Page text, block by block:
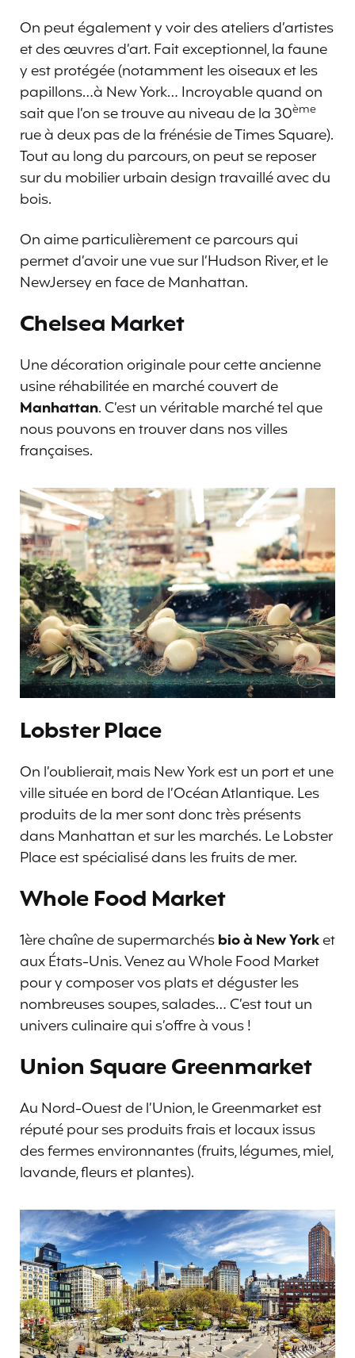
On peut également y voir des ateliers d’artistes
et des œuvres d’art. Fait exceptionnel, la faune
y est protégée (notamment les oiseaux et les
papillons…à New York… Incroyable quand on
sait que l’on se trouve au niveau de la 30ème
rue à deux pas de la frénésie de Times Square).
Tout au long du parcours, on peut se reposer
sur du mobilier urbain design travaillé avec du
bois.
On aime particulièrement ce parcours qui
permet d’avoir une vue sur l’Hudson River, et le
NewJersey en face de Manhattan.
Chelsea Market
Une décoration originale pour cette ancienne
usine réhabilitée en marché couvert de
Manhattan. C’est un véritable marché tel que
nous pouvons en trouver dans nos villes
françaises.
Lobster Place
On l’oublierait, mais New York est un port et une
ville située en bord de l’Océan Atlantique. Les
produits de la mer sont donc très présents
dans Manhattan et sur les marchés. Le Lobster
Place est spécialisé dans les fruits de mer.
Whole Food Market
1ère chaîne de supermarchésbio à New Yorket
aux États-Unis. Venez au Whole Food Market
pour y composer vos plats et déguster les
nombreuses soupes, salades… C’est tout un
univers culinaire qui s’offre à vous !
Union Square Greenmarket
Au Nord-Ouest de l’Union, le Greenmarket est
réputé pour ses produits frais et locaux issus
des fermes environnantes (fruits, légumes, miel,
lavande, fleurs et plantes).